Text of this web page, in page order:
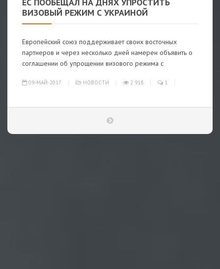
ЕС ПООБЕЩАЛ НА ДНЯХ УПРОСТИТЬ
ВИЗОВЫЙ РЕЖИМ С УКРАИНОЙ
Европейский союз поддерживает своих восточных
партнеров и через несколько дней намерен объявить о
соглашении об упрощении визового режима с
09-МАЙ-2017 НОВОСТИ 2 918 1